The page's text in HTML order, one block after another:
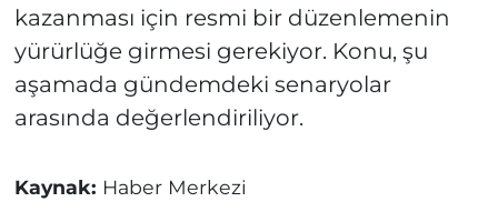
kazanması için resmi bir düzenlemenin
yürürlüğe girmesi gerekiyor. Konu, şu
aşamada gündemdeki senaryolar
arasında değerlendiriliyor.
Kaynak: Haber Merkezi